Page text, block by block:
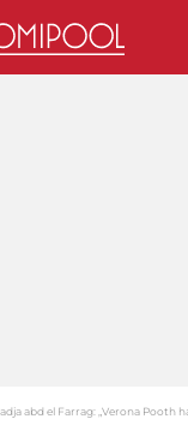
abd el Farrag: „Verona Pooth